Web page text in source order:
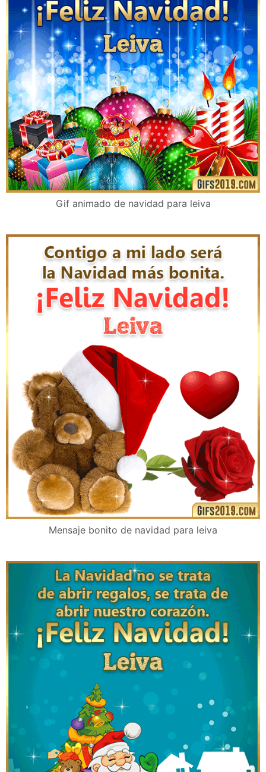
Gif animado de navidad para leiva
Mensaje bonito de navidad para leiva